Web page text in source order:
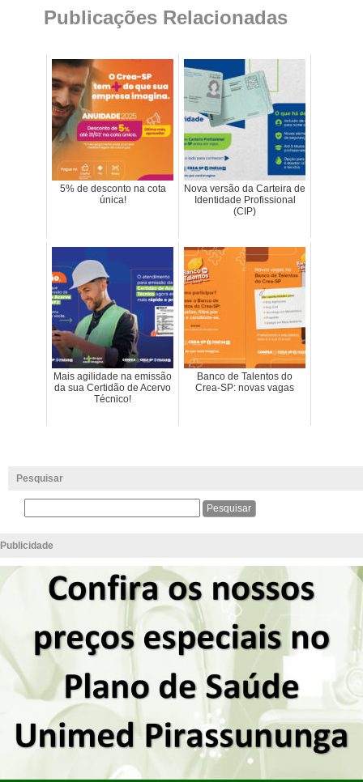
Publicações Relacionadas
5% de desconto na cota
única!
Nova versão da Carteira de
Identidade Profissional
(CIP)
Mais agilidade na emissão
da sua Certidão de Acervo
Técnico!
Banco de Talentos do
Crea-SP: novas vagas
Pesquisar
Publicidade